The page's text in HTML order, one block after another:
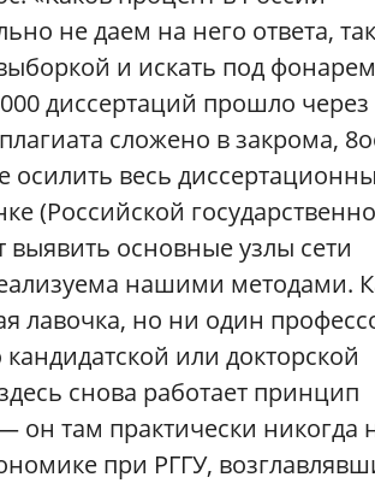
не даем на него ответа,
и искать под
диссертаций прошло через
сложено в закрома,
осилить весь
(Российской
выявить основные узлы сети
нашими методами.
лавочка, но ни один
или докторской
снова работает принцип
он там практически никогда
при РГГУ,